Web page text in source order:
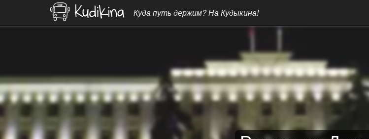
Куда путь держим? На Кудыкина!